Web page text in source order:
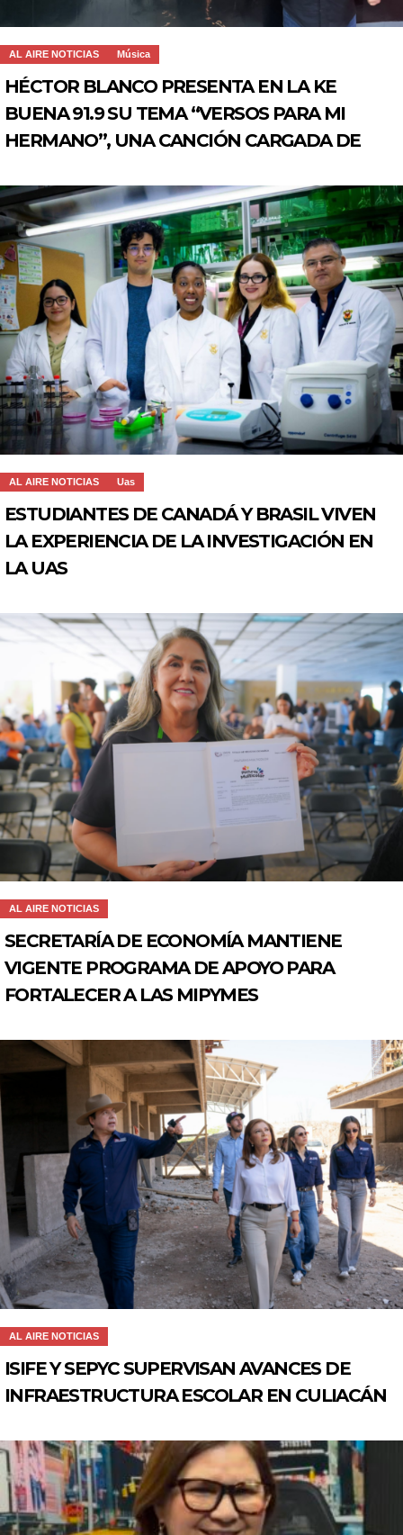
AL AIRE NOTICIAS Música
HÉCTOR BLANCO PRESENTA EN LA KE
BUENA 91.9 SU TEMA “VERSOS PARA MI
HERMANO”, UNA CANCIÓN CARGADA DE
AL AIRE NOTICIAS Uas
ESTUDIANTES DE CANADÁ Y BRASIL VIVEN
LA EXPERIENCIA DE LA INVESTIGACIÓN EN
LA UAS
AL AIRE NOTICIAS
SECRETARÍA DE ECONOMÍA MANTIENE
VIGENTE PROGRAMA DE APOYO PARA
FORTALECER A LAS MIPYMES
AL AIRE NOTICIAS
ISIFE Y SEPYC SUPERVISAN AVANCES DE
INFRAESTRUCTURA ESCOLAR EN CULIACÁN